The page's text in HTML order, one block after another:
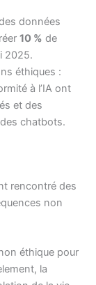
données
10 % de
2025.
éthiques :
à l’IA ont
et des
chatbots.
rencontré des
non
éthique pour
la